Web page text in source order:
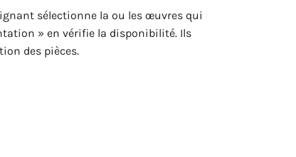
sélectionne la ou les œuvres qui
» en vérifie la disponibilité. Ils
des pièces.